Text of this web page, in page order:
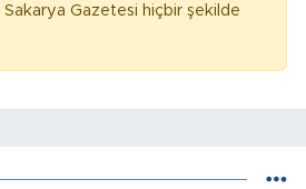
Sakarya Gazetesi hiçbir şekilde